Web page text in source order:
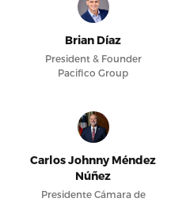
Brian Díaz
President & Founder
Pacifico Group
Carlos Johnny Méndez
Núñez
Presidente Cámara de